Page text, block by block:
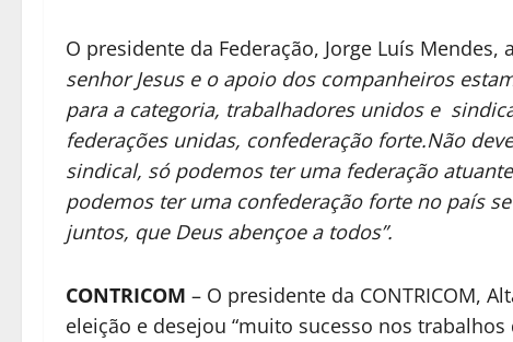
O presidente da Federação, Jorge Luís
senhor Jesus e o apoio dos companheiros
para a categoria, trabalhadores unidos e
federações unidas, confederação forte.Não
sindical, só podemos ter uma federação
podemos ter uma confederação forte no país
juntos, que Deus abençoe a todos”.
CONTRICOM – O presidente da CONTRICOM,
eleição e desejou “muito sucesso nos